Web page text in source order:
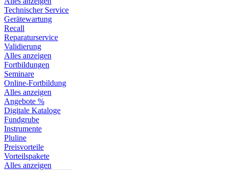
Technischer Service
Gerätewartung
Recall
Reparaturservice
Validierung
Alles anzeigen
Fortbildungen
Seminare
Online-Fortbildung
Alles anzeigen
Angebote %
Digitale Kataloge
Fundgrube
Instrumente
Pluline
Preisvorteile
Vorteilspakete
Alles anzeigen